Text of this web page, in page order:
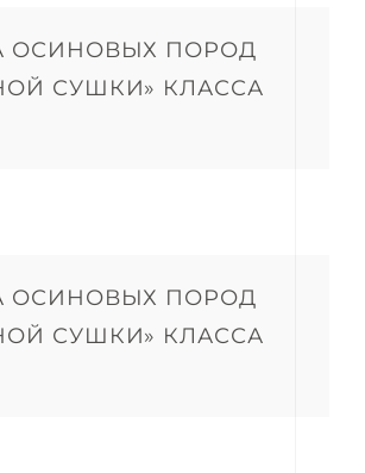
ОСИНОВЫХ ПОРОД
СУШКИ» КЛАССА
ОСИНОВЫХ ПОРОД
СУШКИ» КЛАССА